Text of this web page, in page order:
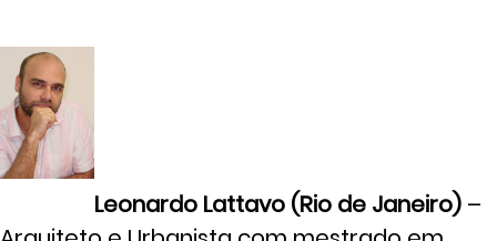
Leonardo Lattavo (Rio de Janeiro) –